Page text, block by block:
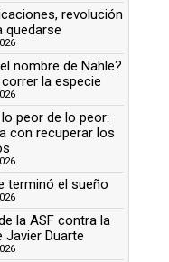
revolución
quedarse
nombre de Nahle?
la especie
peor de lo peor:
con recuperar los
terminó el sueño
la ASF contra la
Javier Duarte